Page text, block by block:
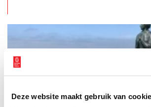
Deze website maakt gebruik van
Tweede Wereldoorlog.